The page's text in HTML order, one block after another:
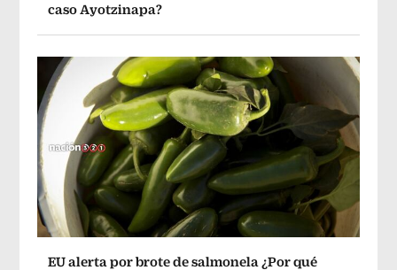
caso Ayotzinapa?
EU alerta por brote de salmonela ¿Por qué